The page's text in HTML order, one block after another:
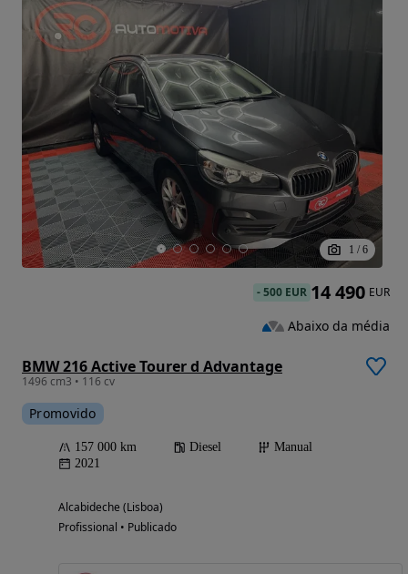
1 / 6
BMW 216 Active Tourer d Advantage
1496 cm3 • 116 cv
Promovido
157 000 km Diesel
Manual
2021
Alcabideche (Lisboa)
Profissional • Publicado
-500 EUR 14 490 EUR
Abaixo da média